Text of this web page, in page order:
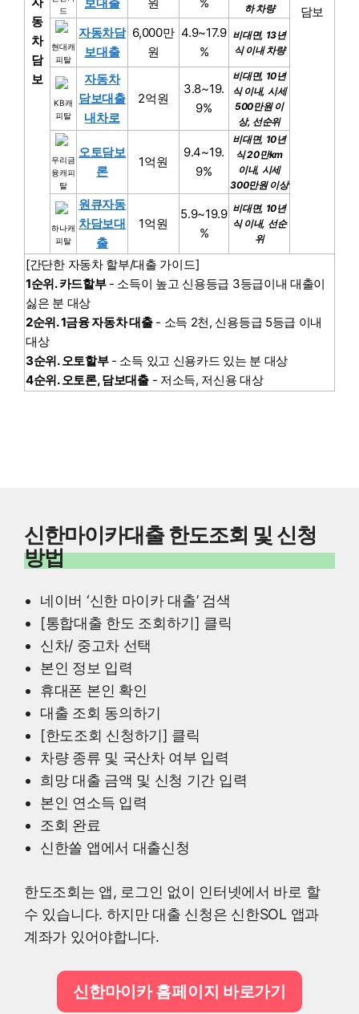
동
차
담
보
담보
드
하 차량
현대캐
피탈
자동차담
보대출
6,000만
원
4.9~17.9
%
비대면, 13년
식 이내 차량
KB캐
피탈
자동차
담보대출
내차로
2억원
3.8~19.
9%
비대면, 10년
식 이내, 시세
500만원 이
상, 선순위
우리금
융캐피
탈
오토담보
론
1억원
9.4~19.
9%
비대면, 10년
식 20만km
이내, 시세
300만원 이상
하나캐
피탈
원큐자동
차담보대
출
1억원
5.9~19.9
%
비대면, 10년
식 이내, 선순
위
[간단한 자동차 할부/대출 가이드]
1순위. 카드할부- 소득이 높고 신용등급 3등급이내 대출이
싫은 분 대상
2순위. 1금융 자동차 대출- 소득 2천, 신용등급 5등급 이내
대상
3순위. 오토할부- 소득 있고 신용카드 있는 분 대상
4순위. 오토론, 담보대출- 저소득, 저신용 대상
신한마이카대출 한도조회 및 신청
방법
네이버 ‘신한 마이카 대출’ 검색
[통합대출 한도 조회하기] 클릭
신차/ 중고차 선택
본인 정보 입력
휴대폰 본인 확인
대출 조회 동의하기
[한도조회 신청하기] 클릭
차량 종류 및 국산차 여부 입력
희망 대출 금액 및 신청 기간 입력
본인 연소득 입력
조회 완료
신한쏠 앱에서 대출신청
한도조회는 앱, 로그인 없이 인터넷에서 바로 할
수 있습니다. 하지만 대출 신청은 신한SOL 앱과
계좌가 있어야합니다.
신한마이카 홈페이지 바로가기